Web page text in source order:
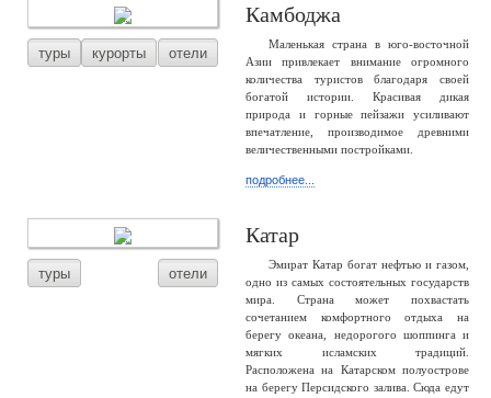
туры курорты отели
Камбоджа
Маленькая страна в юго-восточной
Азии привлекает внимание огромного
количества туристов благодаря своей
богатой истории. Красивая дикая
природа и горные пейзажи усиливают
впечатление, производимое древними
величественными постройками.
подробнее...
туры отели
Катар
Эмират Катар богат нефтью и газом,
одно из самых состоятельных государств
мира. Страна может похвастать
сочетанием комфортного отдыха на
берегу океана, недорогого шоппинга и
мягких исламских традиций.
Расположена на Катарском полуострове
на берегу Персидского залива. Сюда едут